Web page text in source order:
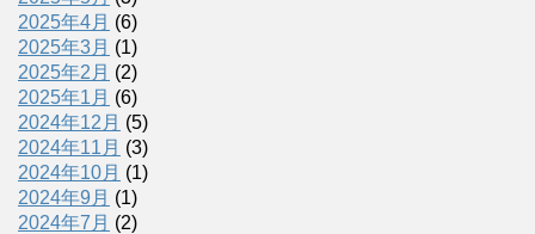
2025年4月 (6)
2025年3月 (1)
2025年2月 (2)
2025年1月 (6)
2024年12月 (5)
2024年11月 (3)
2024年10月 (1)
2024年9月 (1)
2024年7月 (2)